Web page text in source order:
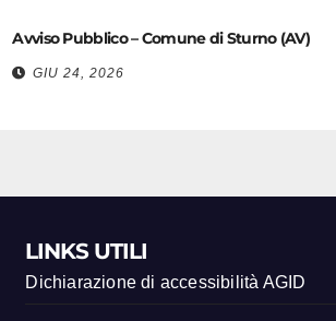
Avviso Pubblico – Comune di Sturno (AV)
GIU 24, 2026
LINKS UTILI
Dichiarazione di accessibilità AGID